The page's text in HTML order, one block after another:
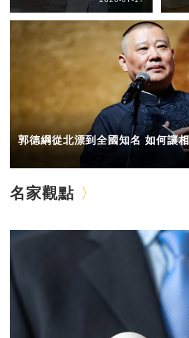
郭德綱從北漂到全國知名 如何讓
名家觀點